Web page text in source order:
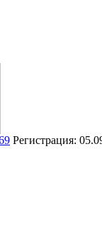
Регистрация: